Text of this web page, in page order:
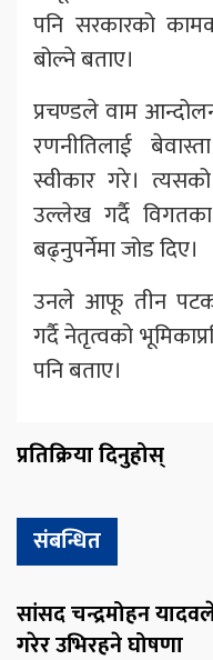
पनि सरकारको
बोल्ने बताए।
प्रचण्डले वाम
रणनीतिलाई
स्वीकार गरे।
उल्लेख गर्दै
बढ्नुपर्नेमा जोड दिए।
उनले आफू तीन पटक
गर्दै नेतृत्वको
पनि बताए।
प्रतिक्रिया दिनुहोस्
संबन्धित
सांसद चन्द्रमोहन
गरेर उभिरहने घोषणा